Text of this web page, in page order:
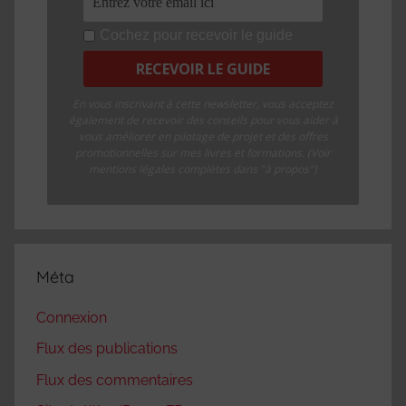
Méta
Connexion
Flux des publications
Flux des commentaires